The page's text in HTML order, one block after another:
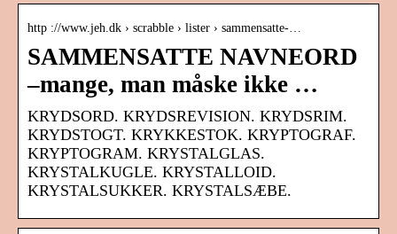
http ://www.jeh.dk › scrabble › lister › sammensatte-…
SAMMENSATTE NAVNEORD
–mange, man måske ikke …
KRYDSORD. KRYDSREVISION. KRYDSRIM.
KRYDSTOGT. KRYKKESTOK. KRYPTOGRAF.
KRYPTOGRAM. KRYSTALGLAS.
KRYSTALKUGLE. KRYSTALLOID.
KRYSTALSUKKER. KRYSTALSÆBE.